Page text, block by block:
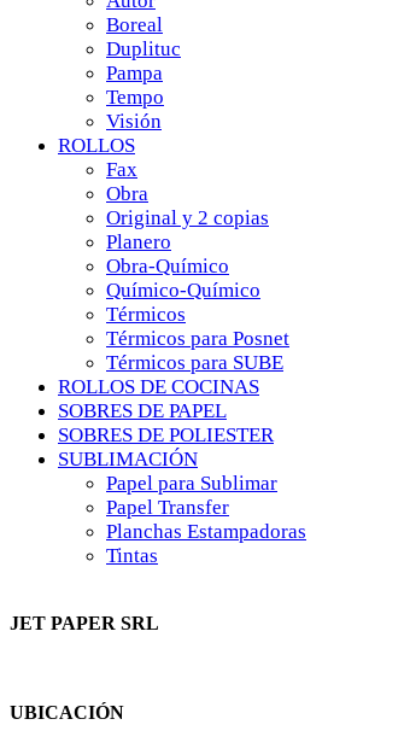
Boreal
Duplituc
Pampa
Tempo
Visión
ROLLOS
Fax
Obra
Original y 2 copias
Planero
Obra-Químico
Químico-Químico
Térmicos
Térmicos para Posnet
Térmicos para SUBE
ROLLOS DE COCINAS
SOBRES DE PAPEL
SOBRES DE POLIESTER
SUBLIMACIÓN
Papel para Sublimar
Papel Transfer
Planchas Estampadoras
Tintas
JET PAPER SRL
UBICACIÓN